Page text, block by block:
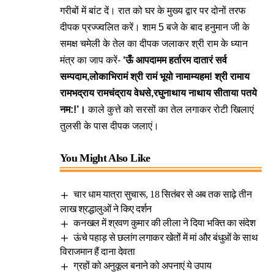
गरीबों में बांट दें। रात को घर के मुख्य द्वार पर दोनों तरफ
दीपक प्रज्ज्वलित करें। शाम 5 बजे के बाद हनुमान जी के
समक्ष चमेली के तेल का दीपक जलाकर श्री राम के ध्यान
मंत्र का जाप करें- ‘ऊँ आपदामम हर्तारम दातारं सर्व
सम्पदाम,लोकाभिरामं श्री रामं भूयो नामाम्यहम! श्री रामाय
रामभद्राय रामचंद्राय वेधसे,रघुनाथाय नाथाय सीताया पतये
नम:!’।काले कुत्ते को सरसों का तेल लगाकर रोटी खिलाएं
तुलसी के पास दीपक जलाएं।
You Might Also Like
चार धाम यात्रा सुचारू, 18 सितंबर से अब तक साढ़े तीन
लाख श्रद्धालुओं ने किए दर्शन
कनखल में श्रवण कुमार की लीला ने दिया भक्ति का संदेश
ऊंचे पहाड़ से छलांग लगाकर खेतों में मां और बंधुओं के साथ
विराजमान हैं दाना देवता
ग्रहों को अनुकूल बनाने को अपनाएं ये उपाय